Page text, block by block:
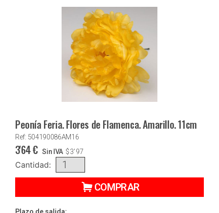
Peonía Feria. Flores de Flamenca. Amarillo. 11cm
Ref: 504190086AM16
3'64€ Sin IVA $3'97
Cantidad:
COMPRAR